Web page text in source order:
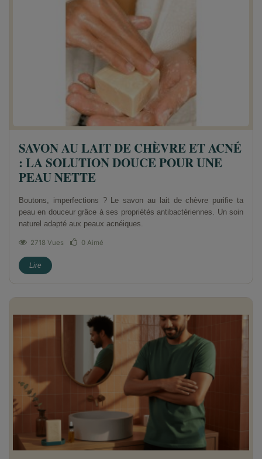
SAVON AU LAIT DE CHÈVRE ET ACNÉ
: LA SOLUTION DOUCE POUR UNE
PEAU NETTE
2718 Vues 0 Aimé
Boutons, imperfections ? Le savon au lait de chèvre purifie ta
peau en douceur grâce à ses propriétés antibactériennes. Un soin
naturel adapté aux peaux acnéiques.
Lire